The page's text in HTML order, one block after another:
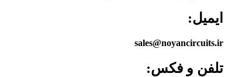
ایمیل:
sales@noyancircuits.ir
تلفن و فکس: